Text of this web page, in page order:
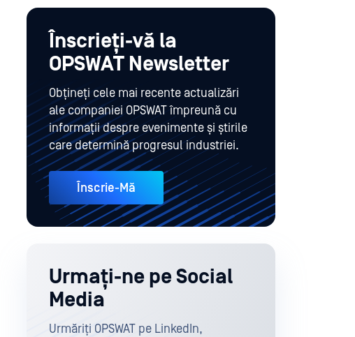
Înscrieți-vă la
OPSWAT Newsletter
Obțineți cele mai recente actualizări
ale companiei OPSWAT împreună cu
informații despre evenimente și știrile
care determină progresul industriei.
Înscrie-Mă
Urmați-ne pe Social
Media
Urmăriți OPSWAT pe LinkedIn,